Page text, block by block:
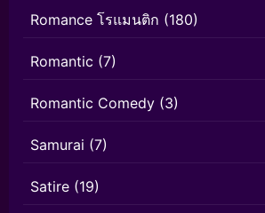
Romance โรแมนติก (180)
Romantic (7)
Romantic Comedy (3)
Samurai (7)
Satire (19)